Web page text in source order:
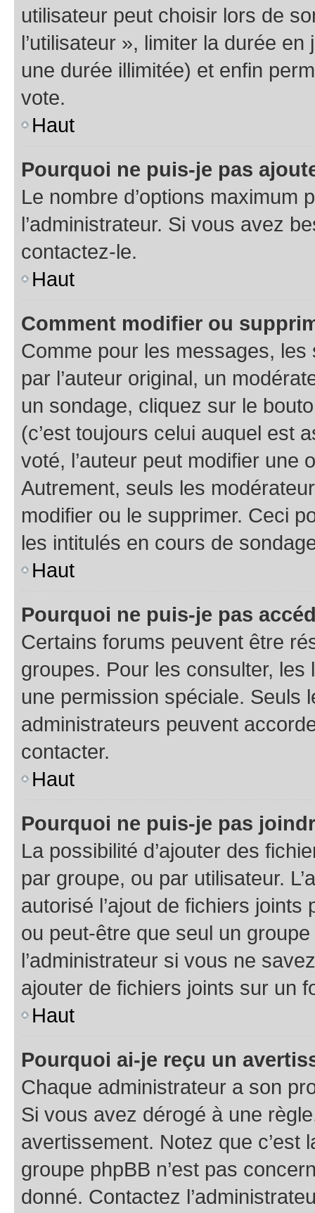
utilisateur peut choisir lors de
l’utilisateur », limiter la durée
une durée illimitée) et enfin
vote.
Haut
Pourquoi ne puis-je pas
Le nombre d’options maximum
l’administrateur. Si vous avez
contactez-le.
Haut
Comment modifier ou
Comme pour les messages,
par l’auteur original, un
un sondage, cliquez sur le
(c’est toujours celui auquel est
voté, l’auteur peut modifier une
Autrement, seuls les
modifier ou le supprimer. Ceci
les intitulés en cours de
Haut
Pourquoi ne puis-je pas
Certains forums peuvent être
groupes. Pour les consulter,
une permission spéciale. Seuls
administrateurs peuvent
contacter.
Haut
Pourquoi ne puis-je pas
La possibilité d’ajouter des
par groupe, ou par utilisateur.
autorisé l’ajout de fichiers
ou peut-être que seul un
l’administrateur si vous ne
ajouter de fichiers joints sur un
Haut
Pourquoi ai-je reçu un
Chaque administrateur a son
Si vous avez dérogé à une
avertissement. Notez que c’est
groupe phpBB n’est pas
donné. Contactez